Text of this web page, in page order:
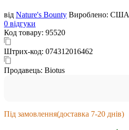
від Nature's Bounty Вироблено: США
0 відгуки
Код товару: 95520
Штрих-код: 074312016462
Продавець: Biotus
Під замовлення(доставка 7-20 днів)